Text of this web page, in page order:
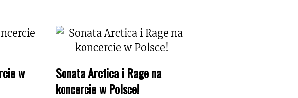
w
Sonata Arctica i Rage na
koncercie w Polsce!